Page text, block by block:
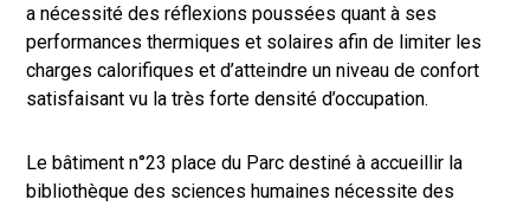
a nécessité des réflexions poussées quant à ses
performances thermiques et solaires afin de limiter les
charges calorifiques et d’atteindre un niveau de confort
satisfaisant vu la très forte densité d’occupation.
Le bâtiment n°23 place du Parc destiné à accueillir la
bibliothèque des sciences humaines nécessite des